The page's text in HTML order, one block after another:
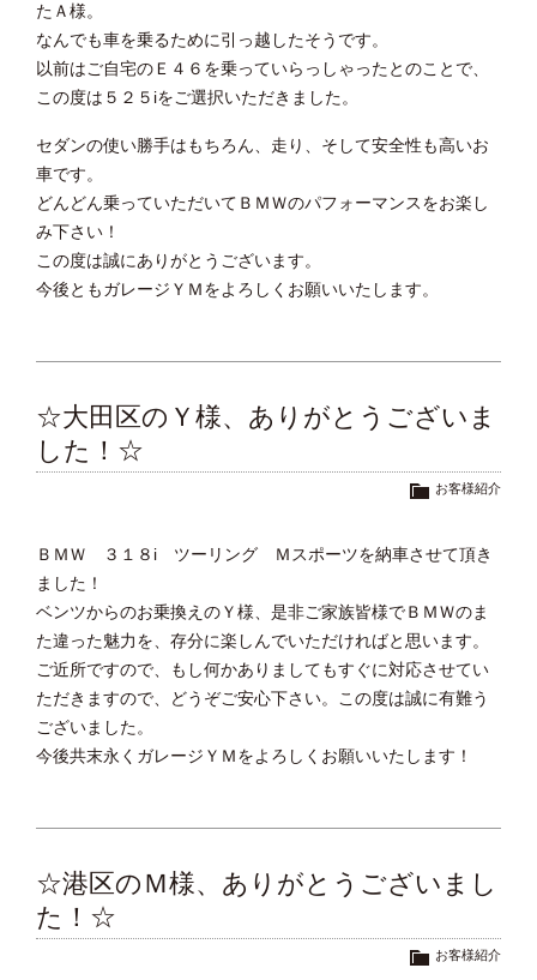
たＡ様。
なんでも車を乗るために引っ越したそうです。
以前はご自宅のＥ４６を乗っていらっしゃったとのことで、
この度は５２５iをご選択いただきました。
セダンの使い勝手はもちろん、走り、そして安全性も高いお
車です。
どんどん乗っていただいてＢＭＷのパフォーマンスをお楽し
み下さい！
この度は誠にありがとうございます。
今後ともガレージＹＭをよろしくお願いいたします。
☆大田区のＹ様、ありがとうございま
した！☆
お客様紹介
ＢＭＷ ３１８i ツーリング Ｍスポーツを納車させて頂き
ました！
ベンツからのお乗換えのＹ様、是非ご家族皆様でＢＭＷのま
た違った魅力を、存分に楽しんでいただければと思います。
ご近所ですので、もし何かありましてもすぐに対応させてい
ただきますので、どうぞご安心下さい。この度は誠に有難う
ございました。
今後共末永くガレージＹＭをよろしくお願いいたします！
☆港区のＭ様、ありがとうございまし
た！☆
お客様紹介